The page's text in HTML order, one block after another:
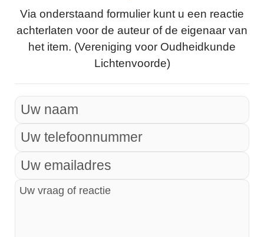
Via onderstaand formulier kunt u een reactie
achterlaten voor de auteur of de eigenaar van
het item. (Vereniging voor Oudheidkunde
Lichtenvoorde)